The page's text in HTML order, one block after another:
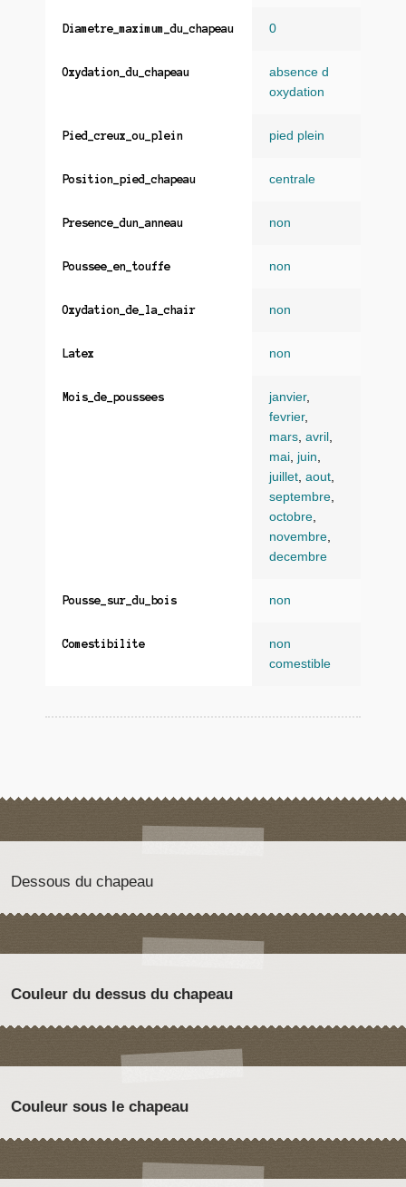
Diametre_maximum_du_chapeau 0
Oxydation_du_chapeau
absence d
oxydation
Pied_creux_ou_plein pied plein
Position_pied_chapeau centrale
Presence_dun_anneau non
Poussee_en_touffe non
Oxydation_de_la_chair non
Latex non
Mois_de_poussees janvier,
fevrier,
mars, avril ,
mai, juin,
juillet, aout,
septembre,
octobre,
novembre,
decembre
Pousse_sur_du_bois non
Comestibilite
non
comestible
Dessous du chapeau
Couleur du dessus du chapeau
Couleur sous le chapeau